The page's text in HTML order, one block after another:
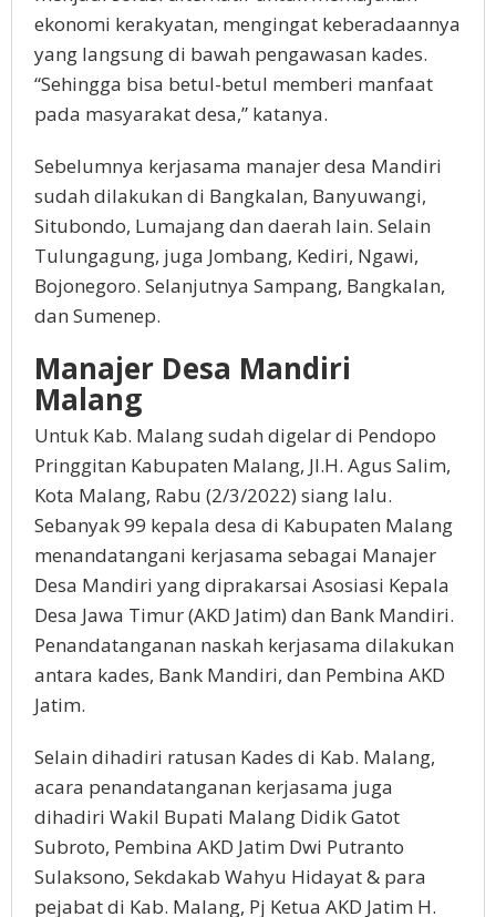
ekonomi kerakyatan, mengingat keberadaannya
yang langsung di bawah pengawasan kades.
“Sehingga bisa betul-betul memberi manfaat
pada masyarakat desa,” katanya.
Sebelumnya kerjasama manajer desa Mandiri
sudah dilakukan di Bangkalan, Banyuwangi,
Situbondo, Lumajang dan daerah lain. Selain
Tulungagung, juga Jombang, Kediri, Ngawi,
Bojonegoro. Selanjutnya Sampang, Bangkalan,
dan Sumenep.
Manajer Desa Mandiri
Malang
Untuk Kab. Malang sudah digelar di Pendopo
Pringgitan Kabupaten Malang, Jl.H. Agus Salim,
Kota Malang, Rabu (2/3/2022) siang lalu.
Sebanyak 99 kepala desa di Kabupaten Malang
menandatangani kerjasama sebagai Manajer
Desa Mandiri yang diprakarsai Asosiasi Kepala
Desa Jawa Timur (AKD Jatim) dan Bank Mandiri.
Penandatanganan naskah kerjasama dilakukan
antara kades, Bank Mandiri, dan Pembina AKD
Jatim.
Selain dihadiri ratusan Kades di Kab. Malang,
acara penandatanganan kerjasama juga
dihadiri Wakil Bupati Malang Didik Gatot
Subroto, Pembina AKD Jatim Dwi Putranto
Sulaksono, Sekdakab Wahyu Hidayat & para
pejabat di Kab. Malang, Pj Ketua AKD Jatim H.